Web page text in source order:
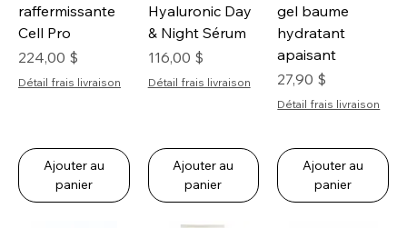
raffermissante
Cell Pro
Prix
224,00 $
Détail frais livraison
Ajouter au
panier
Hyaluronic Day
& Night Sérum
Prix
116,00 $
Détail frais livraison
Ajouter au
panier
gel baume
hydratant
apaisant
Prix
27,90 $
Détail frais livraison
Ajouter au
panier